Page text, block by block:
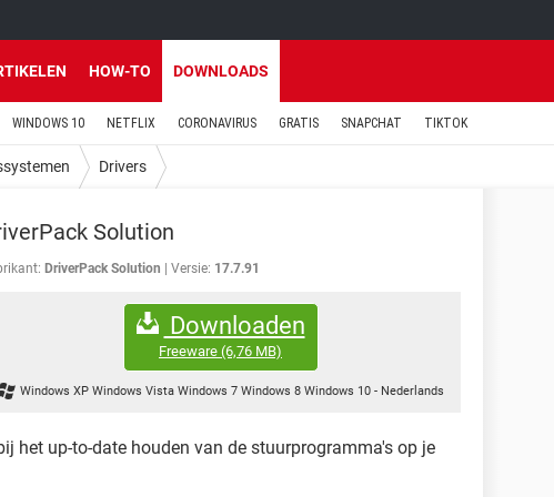
HOW-TO DOWNLOADS
WINDOWS 10 NETFLIX CORONAVIRUS GRATIS SNAPCHAT TIKTOK
Drivers
Solution
DriverPack Solution Versie: 17.7.91
Downloaden
Freeware (6,76 MB)
Windows XP Windows Vista Windows 7 Windows 8 Windows 10 - Nederlands
het up-to-date houden van de stuurprogramma's op je